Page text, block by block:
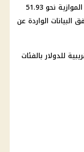
نحو 51.93
البيانات الواردة عن
للدولار بالفئات